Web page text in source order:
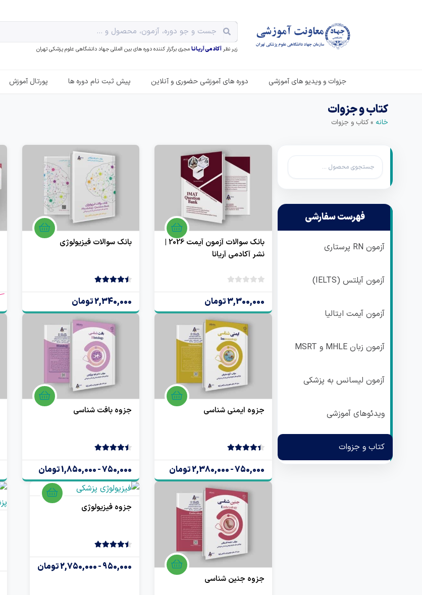
زیر نظر آکادمی آریـانـامجری برگزار کننده دوره های بین المللی جهاد دانشگاهی علوم پزشکی تهران
جزوات و ویدیو های آموزشی دوره های آموزشی حضوری و آنلاین پیش ثبت نام دوره ها پورتال آموزش
کتاب و جزوات
خانه »کتاب و جزوات
فهرست سفارشی
آزمون RN پرستاری
آزمون آیلتس (IELTS)
آزمون آیمت ایتالیا
آزمون زبان MHLE و MSRT
آزمون لیسانس به پزشکی
ویدئوهای آموزشی
کتاب و جزوات
بانک سوالات آزمون آیمت 2026 |
نشر آکادمی آریانا
امتیاز
0
رای
3,300,000 تومان
بانک سوالات فیزیولوژی
2,340,000 تومان
جزوه ایمنی شناسی
750,000 - 2,380,000 تومان
جزوه بافت شناسی
750,000 - 1,850,000 تومان
جزوه جنین شناسی
جزوه فیزیولوژی
950,000 - 2,750,000 تومان